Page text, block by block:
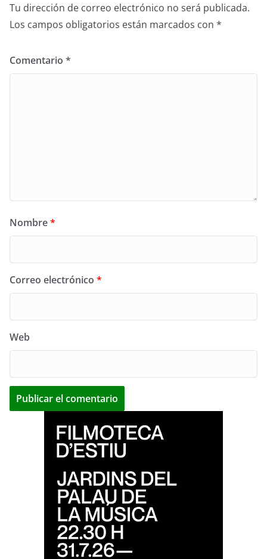
Tu dirección de correo electrónico no será publicada.
Los campos obligatorios están marcados con *
Comentario *
Nombre*
Correo electrónico *
Web